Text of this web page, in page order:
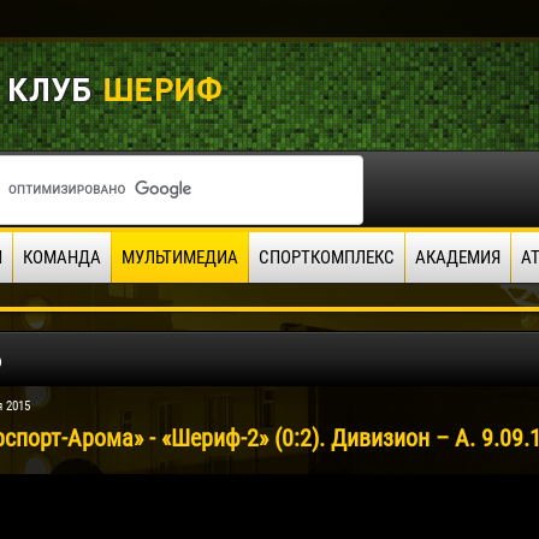
КОМАНДА МУЛЬТИМЕДИА СПОРТКОМПЛЕКС АКАДЕМИЯ
2015
Арома» - «Шериф-2» (0:2). Дивизион – А.